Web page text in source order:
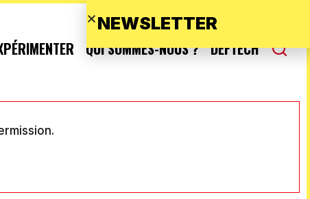
QUI SOMMES-NOUS ? DEFTECH
NEWSLETTER